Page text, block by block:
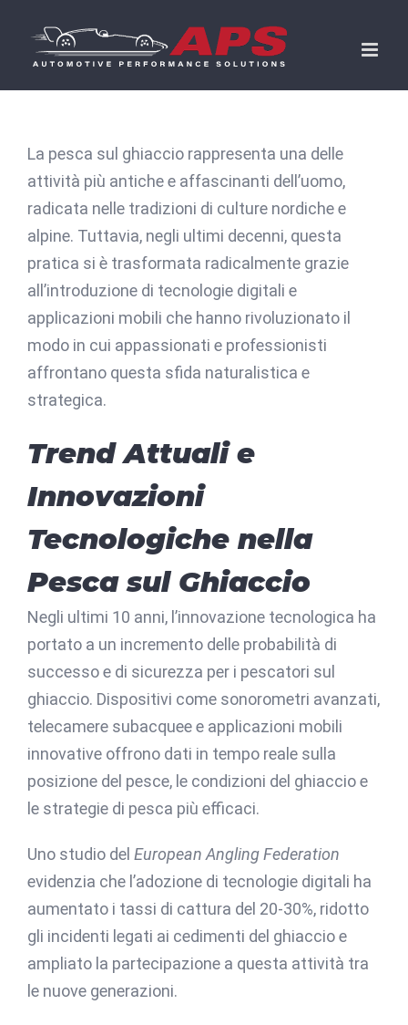
content
La pesca sul ghiaccio rappresenta una delle
attività più antiche e affascinanti dell’uomo,
radicata nelle tradizioni di culture nordiche e
alpine. Tuttavia, negli ultimi decenni, questa
pratica si è trasformata radicalmente grazie
all’introduzione di tecnologie digitali e
applicazioni mobili che hanno rivoluzionato il
modo in cui appassionati e professionisti
affrontano questa sfida naturalistica e
strategica.
Trend Attuali e
Innovazioni
Tecnologiche nella
Pesca sul Ghiaccio
Negli ultimi 10 anni, l’innovazione tecnologica ha
portato a un incremento delle probabilità di
successo e di sicurezza per i pescatori sul
ghiaccio. Dispositivi come sonorometri avanzati,
telecamere subacquee e applicazioni mobili
innovative offrono dati in tempo reale sulla
posizione del pesce, le condizioni del ghiaccio e
le strategie di pesca più efficaci.
Uno studio del European Angling Federation
evidenzia che l’adozione di tecnologie digitali ha
aumentato i tassi di cattura del 20-30%, ridotto
gli incidenti legati ai cedimenti del ghiaccio e
ampliato la partecipazione a questa attività tra
le nuove generazioni.